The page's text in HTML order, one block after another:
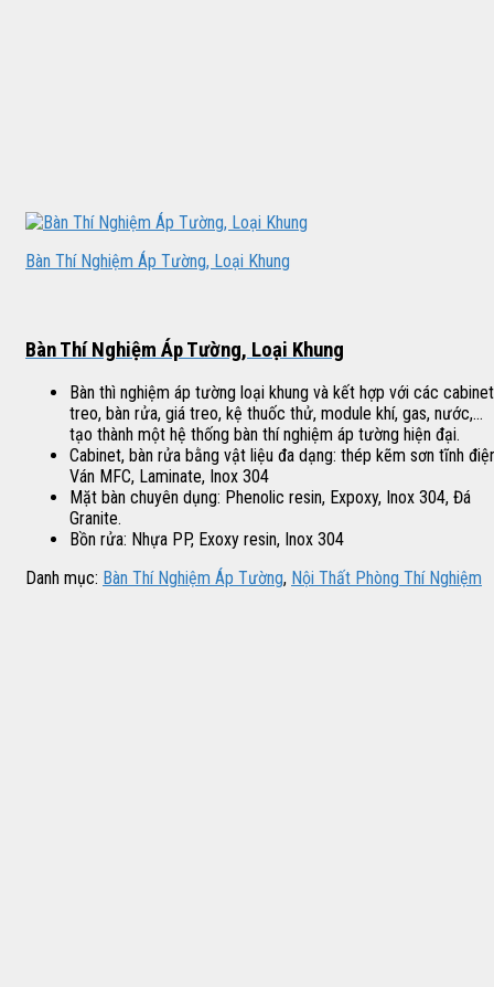
Bàn Thí Nghiệm Áp Tường, Loại Khung
Bàn Thí Nghiệm Áp Tường, Loại Khung
Bàn thì nghiệm áp tường loại khung và kết hợp với các cabinet
treo, bàn rửa, giá treo, kệ thuốc thử, module khí, gas, nước,…
tạo thành một hệ thống bàn thí nghiệm áp tường hiện đại.
Cabinet, bàn rửa bằng vật liệu đa dạng: thép kẽm sơn tĩnh
Ván MFC, Laminate, Inox 304
Mặt bàn chuyên dụng: Phenolic resin, Expoxy, Inox 304, Đá
Granite.
Bồn rửa: Nhựa PP, Exoxy resin, Inox 304
Danh mục: Bàn Thí Nghiệm Áp Tường, Nội Thất Phòng Thí Nghiệm